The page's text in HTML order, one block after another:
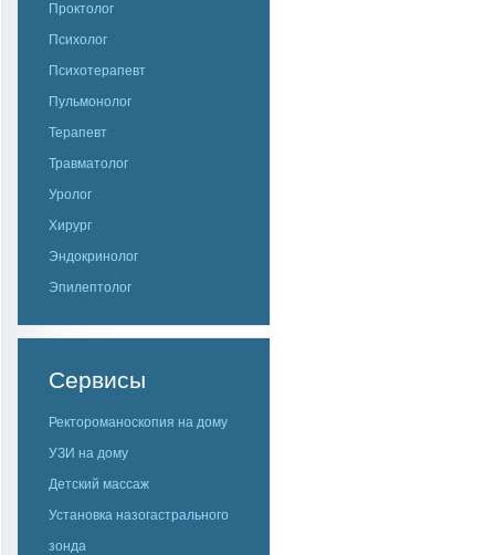
Проктолог
Психолог
Психотерапевт
Пульмонолог
Терапевт
Травматолог
Уролог
Хирург
Эндокринолог
Эпилептолог
Сервисы
Ректороманоскопия на дому
УЗИ на дому
Детский массаж
Установка назогастрального
зонда